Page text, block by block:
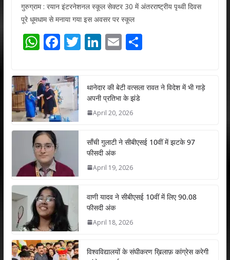
गुरुग्राम : रयान इंटरनेशनल स्कूल सेक्टर 30 में अंतरराष्ट्रीय पृथ्वी दिवस
पूरे धूमधाम से मनाया गया इस अवसर पर स्कूल
W
at
s
A
p
p
F
e
b
o
o
T
er
Li
e
dI
E
l
S
e
थानेदार की बेटी वत्सला रावत ने विदेश में भी गाड़े
अपनी प्रतिभा के झंडे
April 20, 2026
साँची गुलाटी ने सीबीएसई 10वीं में झटके 97
फीसदी अंक
April 19, 2026
वाणी यादव ने सीबीएसई 10वीं में लिए 90.08
फीसदी अंक
April 18, 2026
विश्वविद्यालयों के संघीकरण ख़िलाफ़ कांग्रेस करेगी